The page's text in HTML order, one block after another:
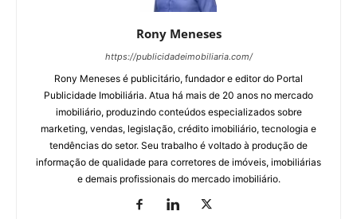
Rony Meneses
https://publicidadeimobiliaria.com/
Rony Meneses é publicitário, fundador e editor do Portal
Publicidade Imobiliária. Atua há mais de 20 anos no mercado
imobiliário, produzindo conteúdos especializados sobre
marketing, vendas, legislação, crédito imobiliário, tecnologia e
tendências do setor. Seu trabalho é voltado à produção de
informação de qualidade para corretores de imóveis, imobiliárias
e demais profissionais do mercado imobiliário.